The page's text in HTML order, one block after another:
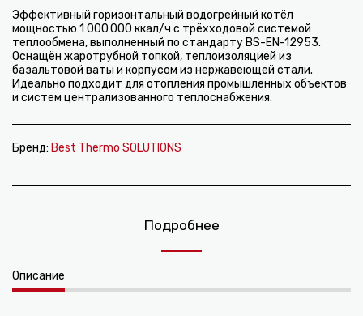
Эффективный горизонтальный водогрейный котёл
мощностью 1 000 000 ккал/ч с трёхходовой системой
теплообмена, выполненный по стандарту BS-EN-12953.
Оснащён жаротрубной топкой, теплоизоляцией из
базальтовой ваты и корпусом из нержавеющей стали.
Идеально подходит для отопления промышленных объектов
и систем централизованного теплоснабжения.
Бренд: Best Thermo SOLUTIONS
Подробнее
Описание